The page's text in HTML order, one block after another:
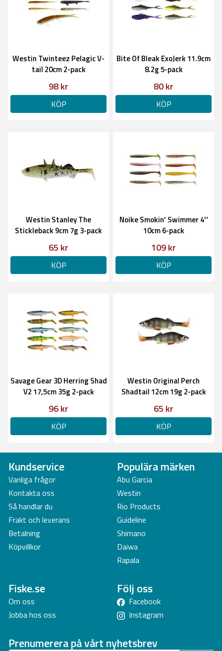
Westin Twinteez Pelagic V-
tail 20cm 2-pack
98 kr
KÖP
Bite Of Bleak ExoJerk 11.9cm
8.2g 5-pack
80 kr
KÖP
Westin Stanley The
Stickleback 9cm 7g 3-pack
65 kr
KÖP
Noike Smokin' Swimmer 4''
10cm 6-pack
109 kr
KÖP
Savage Gear 3D Herring Shad
V2 17,5cm 35g 2-pack
96 kr
KÖP
Westin Original Perch
Shadtail 12cm 19g 2-pack
65 kr
KÖP
Kundservice
Vanliga frågor
Kontakta oss
Så handlar du
Frakt och leverans
Betalning
Köpvillkor
Populära märken
Abu Garcia
Westin
Rio Products
Guideline
Shimano
Daiwa
Rapala
Fiske.se
Om oss
Jobba hos oss
Följ oss
Facebook
Instagram
Prenumerera på vårt nyhetsbrev